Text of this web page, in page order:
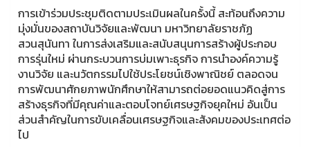
การเข้าร่วมประชุมติดตามประเมินผลในครั้งนี้ สะท้อนถึงความ
มุ่งมั่นของสถาบันวิจัยและพัฒนา มหาวิทยาลัยราชภัฏ
สวนสุนันทา ในการส่งเสริมและสนับสนุนการสร้างผู้ประกอบ
การรุ่นใหม่ ผ่านกระบวนการบ่มเพาะธุรกิจ การนำองค์ความรู้
งานวิจัย และนวัตกรรมไปใช้ประโยชน์เชิงพาณิชย์ ตลอดจน
การพัฒนาศักยภาพนักศึกษาให้สามารถต่อยอดแนวคิดสู่การ
สร้างธุรกิจที่มีคุณค่าและตอบโจทย์เศรษฐกิจยุคใหม่ อันเป็น
ส่วนสำคัญในการขับเคลื่อนเศรษฐกิจและสังคมของประเทศต่อ
ไป